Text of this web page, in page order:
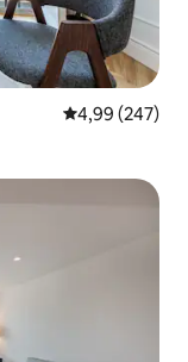
4,99 ud af 5 i
4,99 (247)